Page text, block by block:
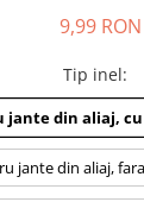
9,99 RON
Tip inel:
din aliaj, cu
jante din aliaj,